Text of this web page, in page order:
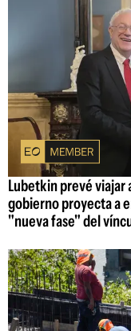
Lubetkin prevé viajar
gobierno proyecta a
"nueva fase" del